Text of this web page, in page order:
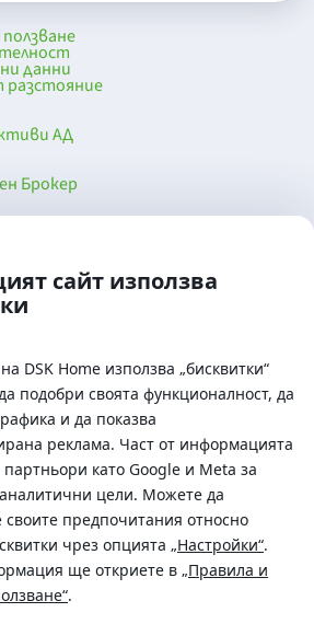
сайт използва
DSK Home използва „бисквитки“
подобри своята функционалност, да
и да показва
реклама. Част от информацията
партньори като Google и Meta за
цели. Можете да
своите предпочитания относно
чрез опцията „Настройки“.
ще откриете в „Правила и
.
данни
разстояние
АД
Брокер
Банка ДСК
страницата
Бенковски No. 5, София 1036